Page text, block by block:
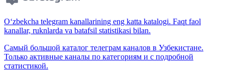
O‘zbekcha telegram kanallarining eng katta katalogi. Faqt faol
kanallar, ruknlarda va batafsil statistikasi bilan.
Самый большой каталог телеграм каналов в Узбекистане.
Только активные каналы по категориям и с подробной
статистикой.